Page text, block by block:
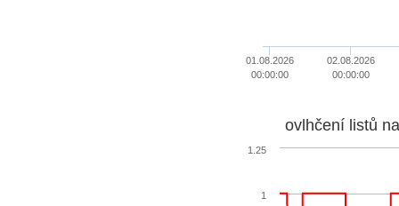
01.08.2026
00:00:00
02.08.2026
00:00:00
ovlhčení listů
1
1.25